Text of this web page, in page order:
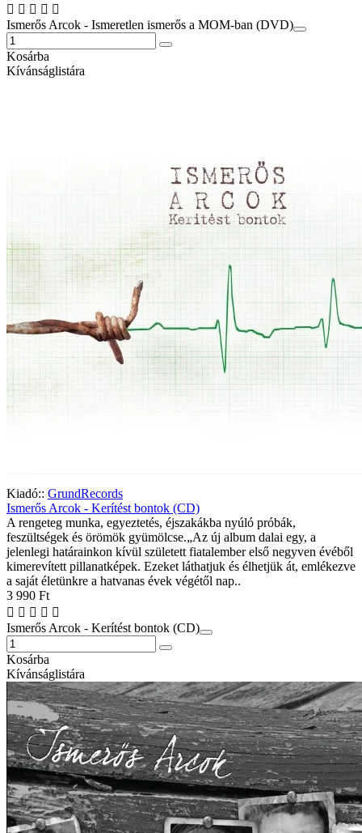
Ismerős Arcok - Ismeretlen ismerős a MOM-ban (DVD)
Kosárba
Kívánságlistára
Kiadó:: GrundRecords
Ismerős Arcok - Kerítést bontok (CD)
A rengeteg munka, egyeztetés, éjszakákba nyúló próbák,
feszültségek és örömök gyümölcse.„Az új album dalai egy, a
jelenlegi határainkon kívül született fiatalember első negyven évéből
kimerevített pillanatképek. Ezeket láthatjuk és élhetjük át, emlékezve
a saját életünkre a hatvanas évek végétől nap..
3 990 Ft
Ismerős Arcok - Kerítést bontok (CD)
Kosárba
Kívánságlistára